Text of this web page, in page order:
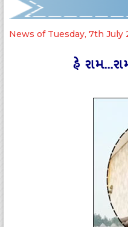
News of Tuesday, 7th July
હે